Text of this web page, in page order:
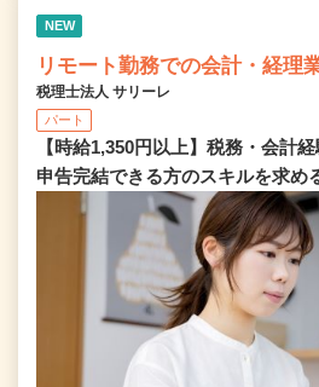
NEW
リモート勤務での会計・経理
税理士法人 サリーレ
パート
【時給1,350円以上】税務・会計
申告完結できる⽅のスキルを求め